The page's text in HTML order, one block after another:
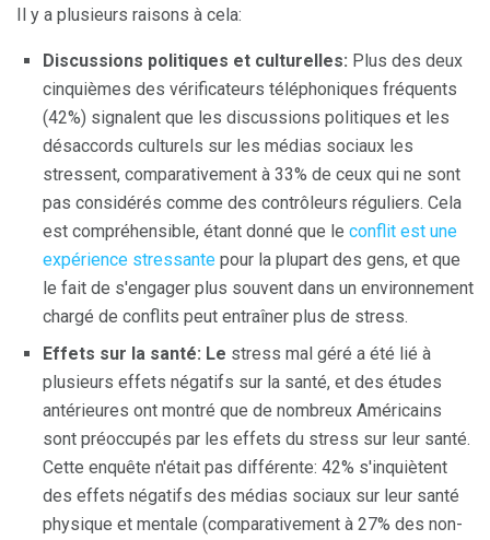
Il y a plusieurs raisons à cela:
Discussions politiques et culturelles: Plus des deux
cinquièmes des vérificateurs téléphoniques fréquents
(42%) signalent que les discussions politiques et les
désaccords culturels sur les médias sociaux les
stressent, comparativement à 33% de ceux qui ne sont
pas considérés comme des contrôleurs réguliers. Cela
est compréhensible, étant donné que le conflit est une
expérience stressante pour la plupart des gens, et que
le fait de s'engager plus souvent dans un environnement
chargé de conflits peut entraîner plus de stress.
Effets sur la santé: Le stress mal géré a été lié à
plusieurs effets négatifs sur la santé, et des études
antérieures ont montré que de nombreux Américains
sont préoccupés par les effets du stress sur leur santé.
Cette enquête n'était pas différente: 42% s'inquiètent
des effets négatifs des médias sociaux sur leur santé
physique et mentale (comparativement à 27% des non-